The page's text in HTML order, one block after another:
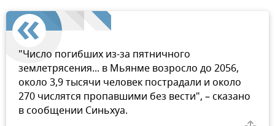
"Число погибших из-за пятничного
землетрясения... в Мьянме возросло до 2056,
около 3,9 тысячи человек пострадали и около
270 числятся пропавшими без вести", – сказано
в сообщении Синьхуа.